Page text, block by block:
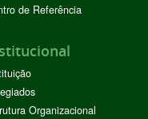
de Referência
Organizacional